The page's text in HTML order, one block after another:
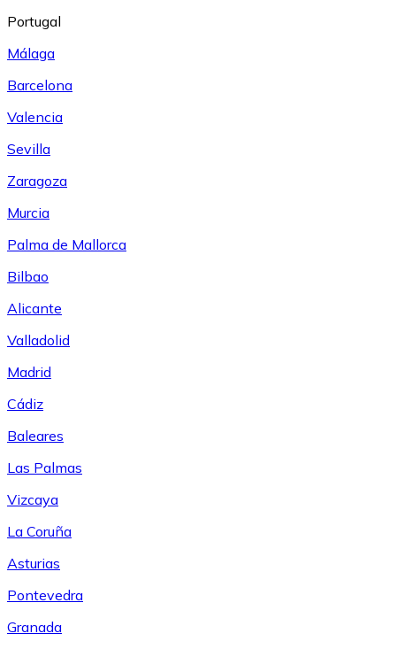
Portugal
Málaga
Barcelona
Valencia
Sevilla
Zaragoza
Murcia
Palma de Mallorca
Bilbao
Alicante
Valladolid
Madrid
Cádiz
Baleares
Las Palmas
Vizcaya
La Coruña
Asturias
Pontevedra
Granada